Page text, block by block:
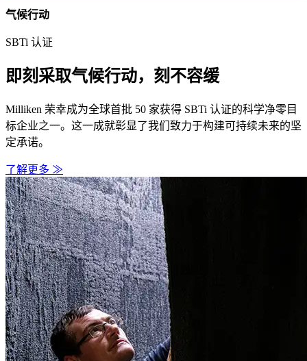
气候行动
SBTi 认证
即刻采取气候行动，刻不容缓
Milliken 荣幸成为全球首批 50 家获得 SBTi 认证的科学净零目
标企业之一。这一成就彰显了我们致力于构建可持续未来的坚
定承诺。
了解更多 ≫